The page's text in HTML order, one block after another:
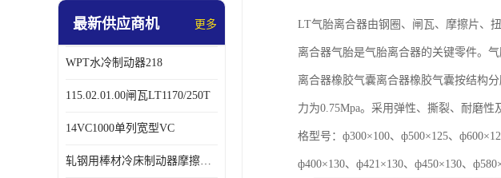
最新供应商机 更多
WPT水冷制动器218
115.02.01.00闸瓦LT1170/250T
14VC1000单列宽型VC
轧钢用棒材冷床制动器摩擦片218
LT气胎离合器由钢圈、闸瓦、摩擦片、
离合器气胎是气胎离合器的关键零件。
离合器橡胶气囊离合器橡胶气囊按结构
力为0.75Mpa。采用弹性、撕裂、耐磨
格型号：ф300×100、ф500×125、
ф400×130、ф421×130、ф450×130、